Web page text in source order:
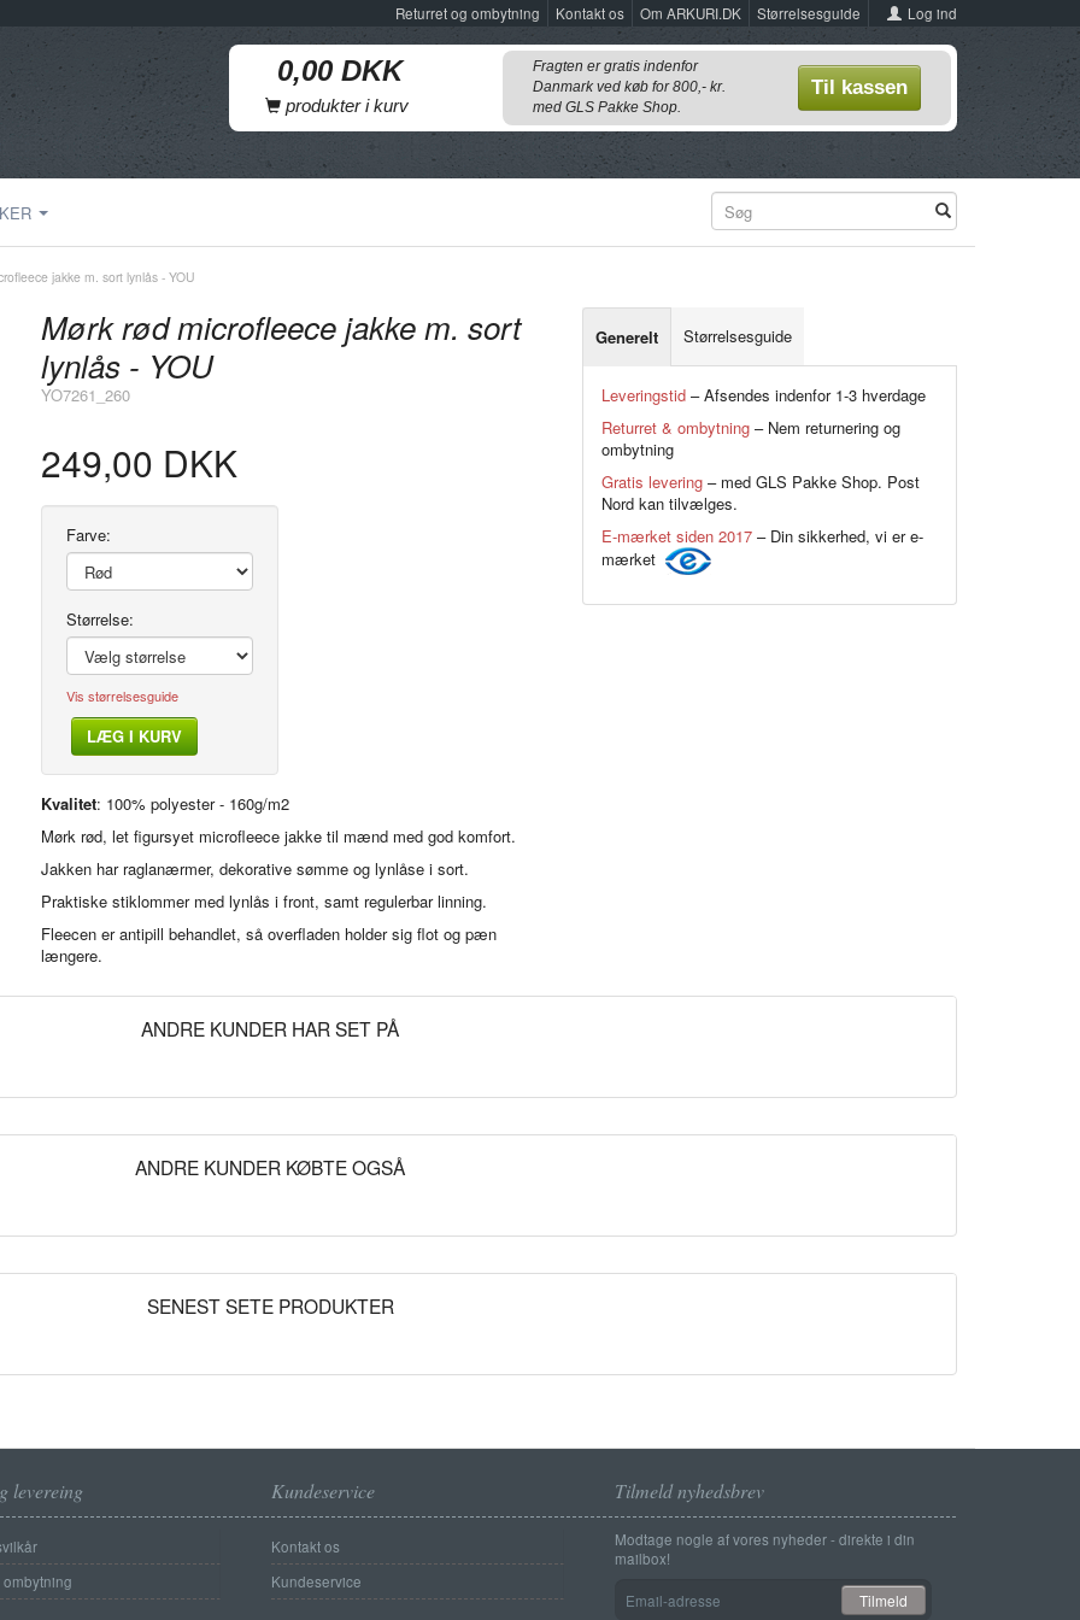
Log ind
Størrelsesguide
Om ARKURI.DK
Kontakt os
Returret og ombytning
produkter i kurv
Fragten er gratis indenfor
Danmark ved køb for 800,- kr.
med GLS Pakke Shop.
Til kassen
jakke m. sort lynlås - YOU
Modelfoto
Mørk rød microfleece jakke m. sort
lynlås - YOU
YO7261_260
249,00 DKK
Vis størrelsesguide
Farve:
Størrelse:
LÆG I KURV
Kvalitet: 100% polyester - 160g/m2
Mørk rød, let figursyet microfleece jakke til mænd med god komfort.
Jakken har raglanærmer, dekorative sømme og lynlåse i sort.
Praktiske stiklommer med lynlås i front, samt regulerbar linning.
Fleecen er antipill behandlet, så overfladen holder sig flot og pæn
længere.
Generelt Størrelsesguide
Leveringstid– Afsendes indenfor 1-3 hverdage
Returret & ombytning– Nem returnering og
ombytning
Gratis levering– med GLS Pakke Shop. Post
Nord kan tilvælges.
E-mærket siden 2017– Din sikkerhed, vi er e-
mærket
ANDRE KUNDER HAR SET PÅ
ANDRE KUNDER KØBTE OGSÅ
SENEST SETE PRODUKTER
levereing Kundeservice
Kontakt os
Kundeservice
Tilmeld nyhedsbrev
Modtage nogle af vores nyheder - direkte i din
mailbox!
adresse
Tilmeld